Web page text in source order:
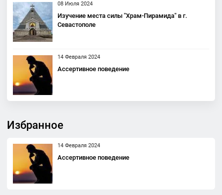
08 Июля 2024
Изучение места силы "Храм-Пирамида" в г.
Севастополе
14 Февраля 2024
Ассертивное поведение
Избранное
14 Февраля 2024
Ассертивное поведение